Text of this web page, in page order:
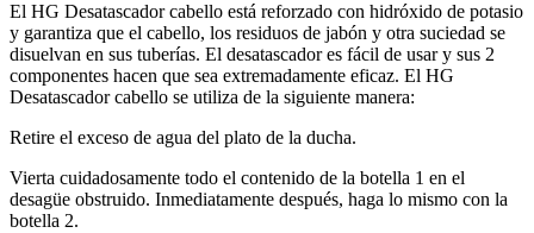
El HG Desatascador cabello está reforzado con hidróxido de potasio
y garantiza que el cabello, los residuos de jabón y otra suciedad se
disuelvan en sus tuberías. El desatascador es fácil de usar y sus 2
componentes hacen que sea extremadamente eficaz. El HG
Desatascador cabello se utiliza de la siguiente manera:
Retire el exceso de agua del plato de la ducha.
Vierta cuidadosamente todo el contenido de la botella 1 en el
desagüe obstruido. Inmediatamente después, haga lo mismo con la
botella 2.